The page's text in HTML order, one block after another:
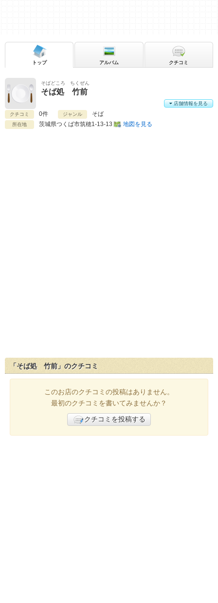
そばどころ ちくぜん
そば処 竹前
クチコミ 0件 ジャンル そば
所在地 茨城県つくば市筑穂1-13-13 地図を見る
店舗情報を見る
トップ アルバム クチコミ
「そば処 竹前」のクチコミ
このお店のクチコミの投稿はありません。
最初のクチコミを書いてみませんか？
クチコミを投稿する